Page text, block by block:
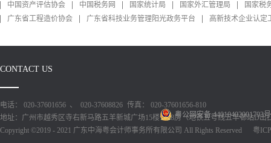
中国资产评估协会
中国税务网 国家统计局 国家外汇管理局
国家税
广东省工程造价协会
广东省科技业务管理阳光政务平台 高新技术企业认定
CONTACT US
电话： 020-37601656 、 020-37608826 传真： 020-37601656-810
地址：广州市越秀区寺右新马路五羊新城广场15楼1518房（地铁五号线五羊邨站D出
Copyright ©2019 - 2021 广东中海粤会计师事务所有限公司 All Rights Reserved
粤ICP
粤公网安备 44010402001793号